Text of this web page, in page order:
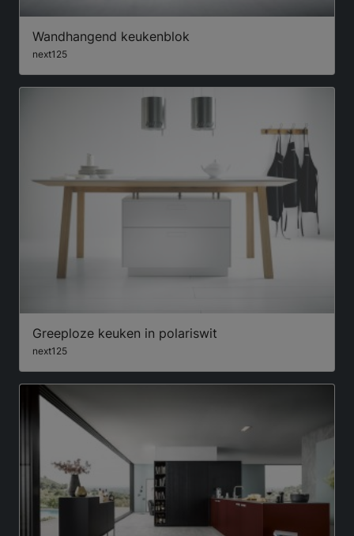
Wandhangend keukenblok
next125
Greeploze keuken in polariswit
next125